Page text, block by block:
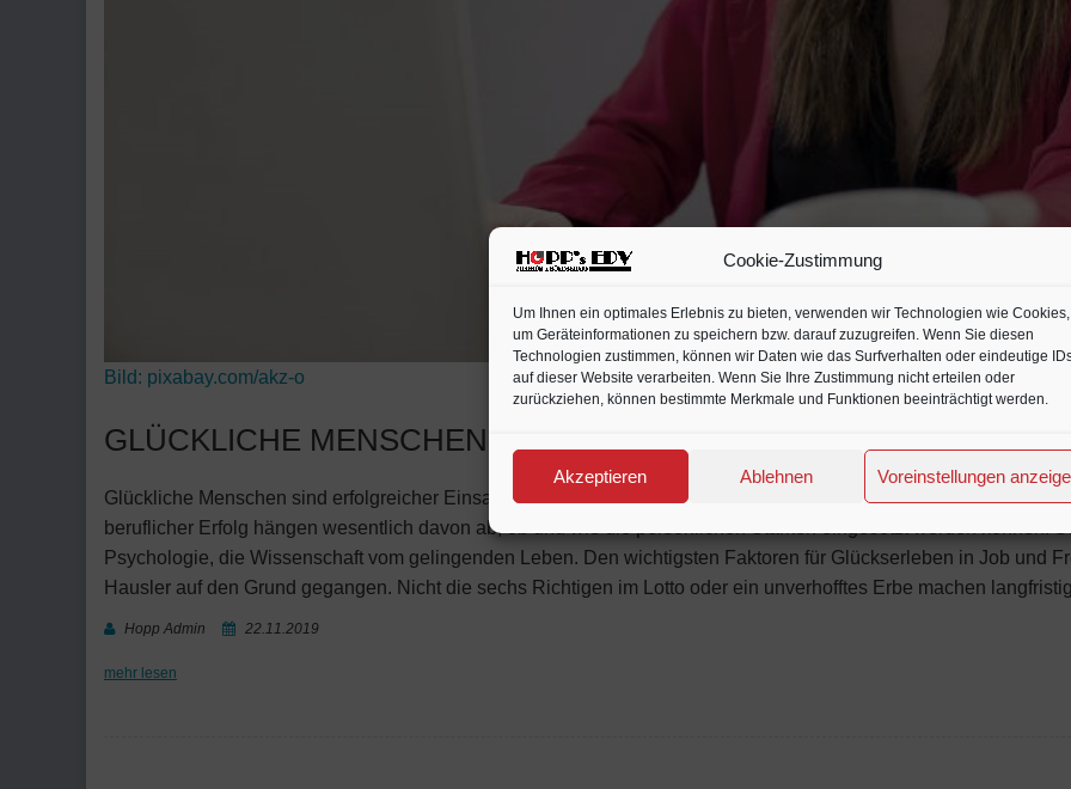
Cookie-Zustimmung
Um Ihnen ein optimales Erlebnis zu bieten, verwenden wir Technologien wie Cookies,
um Geräteinformationen zu speichern bzw. darauf zuzugreifen. Wenn Sie diesen
Technologien zustimmen, können wir Daten wie das Surfverhalten oder eindeutige
auf dieser Website verarbeiten. Wenn Sie Ihre Zustimmung nicht erteilen oder
zurückziehen, können bestimmte Merkmale und Funktionen beeinträchtigt werden.
Akzeptieren Ablehnen Voreinstellungen
Bild: pixabay.com/akz-o
GLÜCKLICHE MENSCHEN SIND ERFOLGREICHER
Glückliche Menschen sind erfolgreicher Einsatz eigener Stärken beflügelt Freude in Job und Privatleben
beruflicher Erfolg hängen wesentlich davon ab, ob und wie die persönlichen Stärken eingesetzt werden können.
Psychologie, die Wissenschaft vom gelingenden Leben. Den wichtigsten Faktoren für Glückserleben in Job und
Hausler auf den Grund gegangen. Nicht die sechs Richtigen im Lotto oder ein unverhofftes Erbe machen
Hopp Admin 22.11.2019
mehr lesen